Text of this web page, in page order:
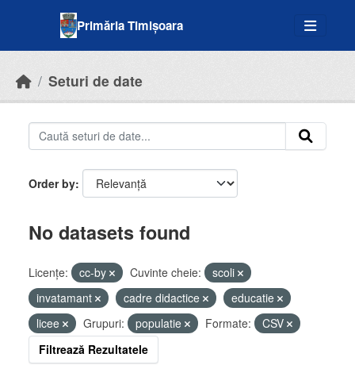
Primăria Timișoara
Seturi de date
Order by
No datasets found
Licenţe: cc-by Cuvinte cheie:
scoli
invatamant
cadre didactice
educatie
licee
Grupuri: populatie Formate:
CSV
Filtrează Rezultatele